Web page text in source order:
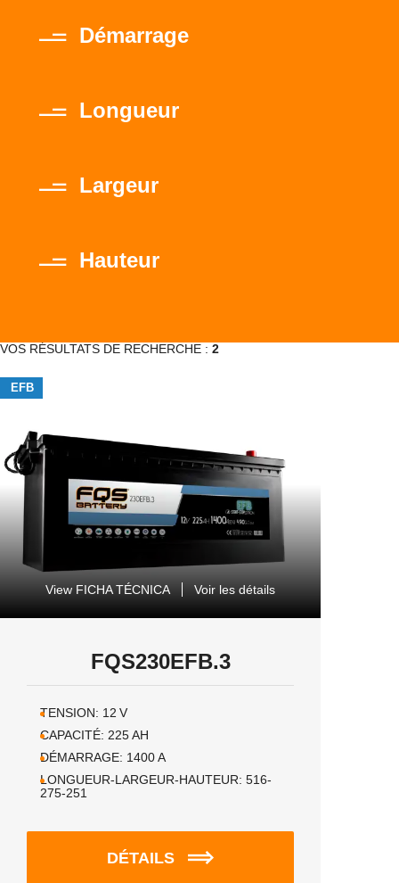
Démarrage
Longueur
Largeur
Hauteur
VOS RÉSULTATS DE RECHERCHE : 2
EFB
View FICHA TÉCNICA Voir les détails
FQS230EFB.3
TENSION: 12 V
CAPACITÉ: 225AH
DÉMARRAGE: 1400A
LONGUEUR-LARGEUR-HAUTEUR: 516-
275-251
DÉTAILS